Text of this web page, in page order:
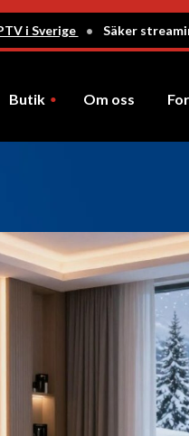
i Sverige • Säker
Butik Om oss